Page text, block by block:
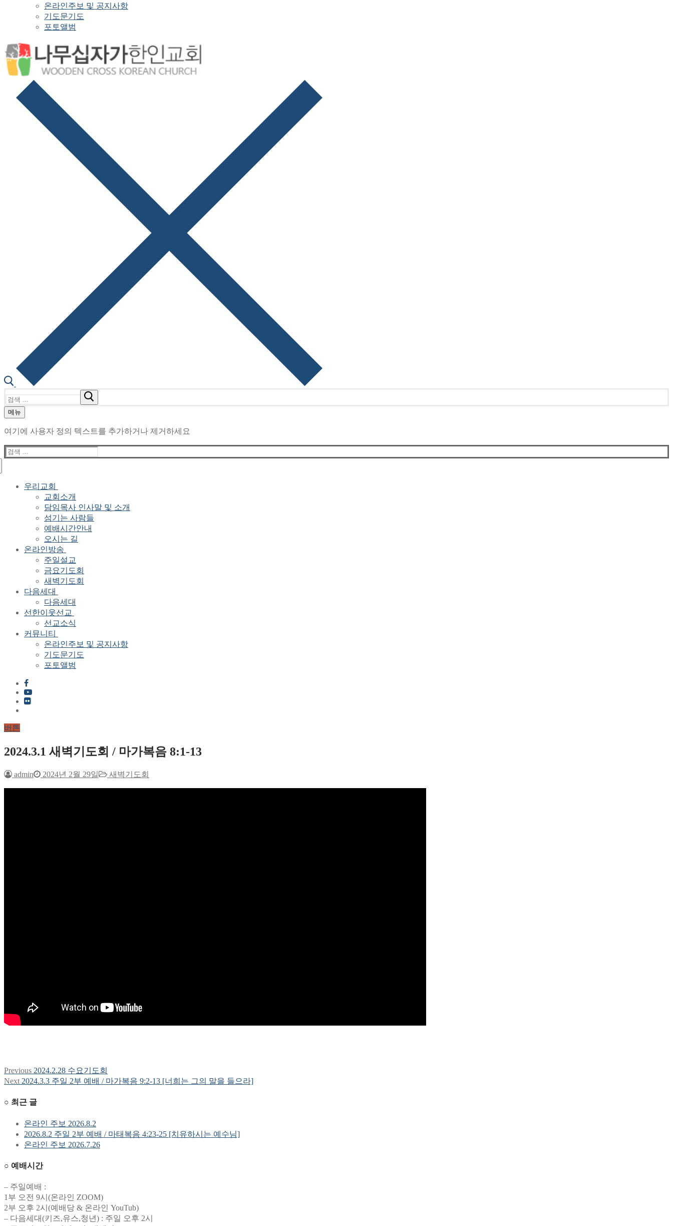
온라인주보 및 공지사항
기도문기도
포토앨범
색
메뉴
여기에 사용자 정의 텍스트를 추가하거나 제거하세요
검
색
우리교회
교회소개
담임목사 인사말 및 소개
섬기는 사람들
예배시간안내
오시는 길
온라인방송
주일설교
금요기도회
새벽기도회
다음세대
다음세대
선한이웃선교
선교소식
커뮤니티
온라인주보 및 공지사항
기도문기도
포토앨범
버튼
2024.3.1 새벽기도회 / 마가복음 8:1-13
admin 2024년 2월 29일 새벽기도회
글
색
Previous Previous
post:
2024.2.28 수요기도회
Next Next
2024.3.3 주일 2부 예배 / 마가복음 9:2-13 [너희는 그의 말을 들으라]
○ 최근 글
온라인 주보 2026.8.2
2026.8.2 주일 2부 예배 / 마태복음 4:23-25 [치유하시는 예수님]
온라인 주보 2026.7.26
○ 예배시간
– 주일예배 :
1부 오전 9시(온라인 ZOOM)
2부 오후 2시(예배당 & 온라인 YouTub)
– 다음세대(키즈,유스,청년) : 주일 오후 2시